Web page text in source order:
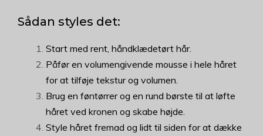
Sådan styles det:
Start med rent, håndklædetørt hår.
Påfør en volumengivende mousse i hele håret
for at tilføje tekstur og volumen.
Brug en føntørrer og en rund børste til at løfte
håret ved kronen og skabe højde.
Style håret fremad og lidt til siden for at dække